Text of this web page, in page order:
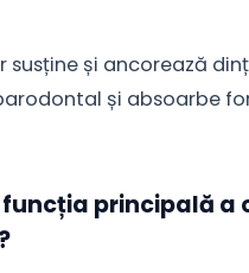
susține și ancorează
și absoarbe
funcția principală a